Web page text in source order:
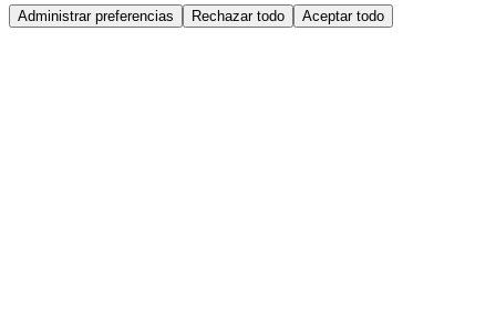
Administrar preferencias Rechazar todo Aceptar todo